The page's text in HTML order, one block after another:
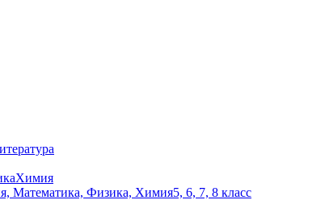
Химия
Математика, Физика, Химия5, 6, 7, 8 класс